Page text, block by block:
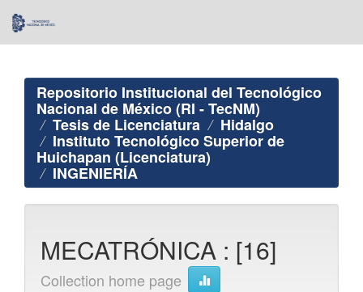
navigation
Repositorio Institucional del Tecnológico
Nacional de México (RI - TecNM)
Tesis de Licenciatura Hidalgo
Instituto Tecnológico Superior de
Huichapan (Licenciatura)
INGENIERÍA
MECATRÓNICA : [16]
Collection home page